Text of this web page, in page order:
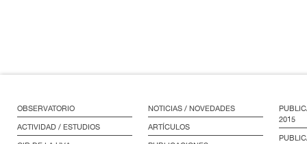
OBSERVATORIO
ACTIVIDAD / ESTUDIOS
NOTICIAS / NOVEDADES
ARTÍCULOS
2015